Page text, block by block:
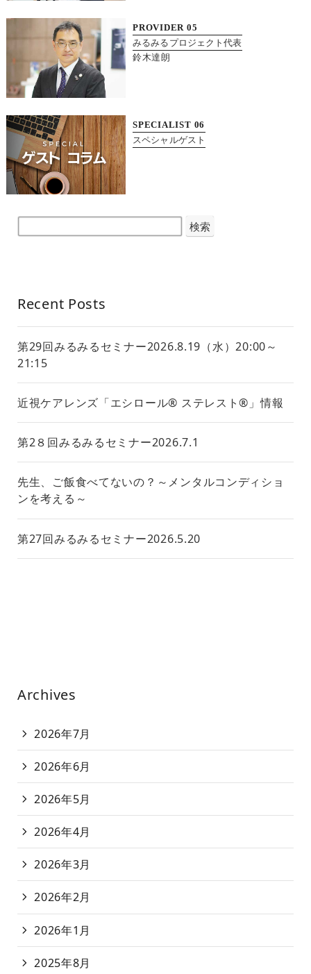
PROVIDER 05
みるみるプロジェクト代表
鈴木達朗
SPECIALIST 06
スペシャルゲスト
検索
Recent Posts
第29回みるみるセミナー2026.8.19（水）20:00～
21:15
近視ケアレンズ「エシロール® ステレスト®」情報
第2８回みるみるセミナー2026.7.1
先生、ご飯食べてないの？～メンタルコンディショ
ンを考える～
第27回みるみるセミナー2026.5.20
Archives
2026年7月
2026年6月
2026年5月
2026年4月
2026年3月
2026年2月
2026年1月
2025年8月